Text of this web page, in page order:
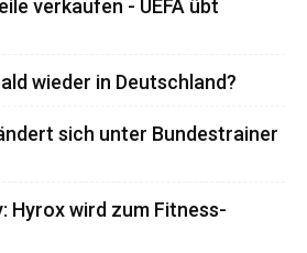
verkaufen - UEFA übt
wieder in Deutschland?
sich unter Bundestrainer
Hyrox wird zum Fitness-